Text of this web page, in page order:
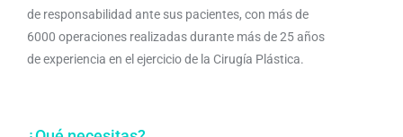
de responsabilidad ante sus pacientes, con más de
6000 operaciones realizadas durante más de 25 años
de experiencia en el ejercicio de la Cirugía Plástica.